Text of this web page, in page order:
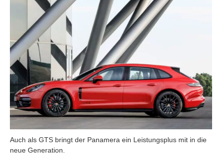
Auch als GTS bringt der Panamera ein Leistungsplus mit in die
neue Generation.